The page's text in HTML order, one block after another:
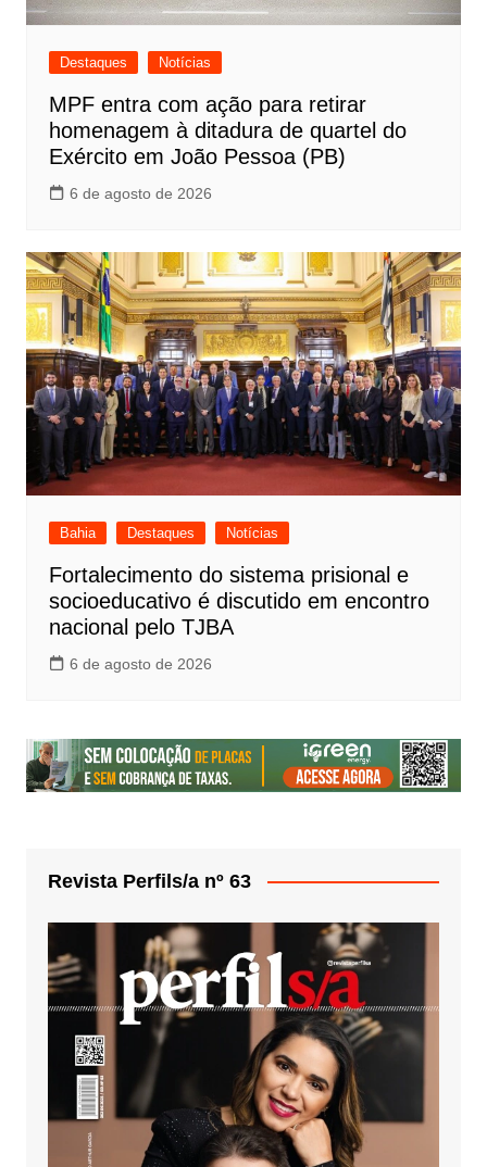
Destaques Notícias
MPF entra com ação para retirar
homenagem à ditadura de quartel do
Exército em João Pessoa (PB)
6 de agosto de 2026
Bahia Destaques Notícias
Fortalecimento do sistema prisional e
socioeducativo é discutido em encontro
nacional pelo TJBA
6 de agosto de 2026
Revista Perfils/a nº 63